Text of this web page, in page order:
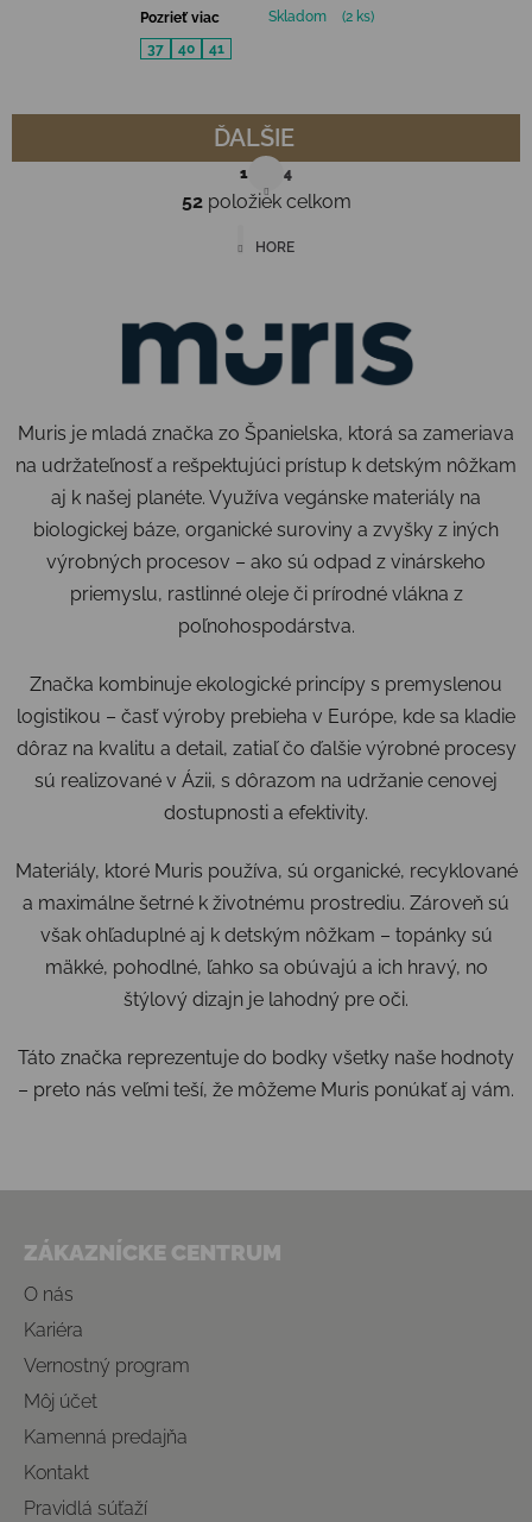
Pozrieť viac Skladom
(2 ks)
37
40 41
Ovládacie prvky výpisu
ĎALŠIE
Stránkovanie
1 4
52položiek celkom
HORE
Muris je mladá značka zo Španielska, ktorá sa zameriava
na udržateľnosť a rešpektujúci prístup k detským nôžkam
aj k našej planéte. Využíva vegánske materiály na
biologickej báze, organické suroviny a zvyšky z iných
výrobných procesov – ako sú odpad z vinárskeho
priemyslu, rastlinné oleje či prírodné vlákna z
poľnohospodárstva.
Značka kombinuje ekologické princípy s premyslenou
logistikou – časť výroby prebieha v Európe, kde sa kladie
dôraz na kvalitu a detail, zatiaľ čo ďalšie výrobné procesy
sú realizované v Ázii, s dôrazom na udržanie cenovej
dostupnosti a efektivity.
Materiály, ktoré Muris používa, sú organické, recyklované
a maximálne šetrné k životnému prostrediu. Zároveň sú
však ohľaduplné aj k detským nôžkam – topánky sú
mäkké, pohodlné, ľahko sa obúvajú a ich hravý, no
štýlový dizajn je lahodný pre oči.
Táto značka reprezentuje do bodky všetky naše hodnoty
– preto nás veľmi teší, že môžeme Muris ponúkať aj vám.
ZÁKAZNÍCKE CENTRUM
O nás
Kariéra
Vernostný program
Môj účet
Kamenná predajňa
Kontakt
Pravidlá súťaží